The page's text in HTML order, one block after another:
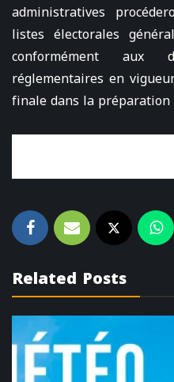
administratives
listes électorales
conformément aux
réglementaires en
finale dans la
Related Posts